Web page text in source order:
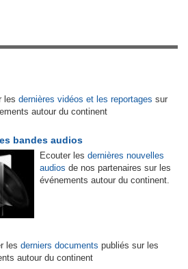
les dernières vidéos et les reportages sur
autour du continent
bandes audios
Ecouter les dernières nouvelles
audios de nos partenaires sur les
événements autour du continent.
les derniers documents publiés sur les
autour du continent